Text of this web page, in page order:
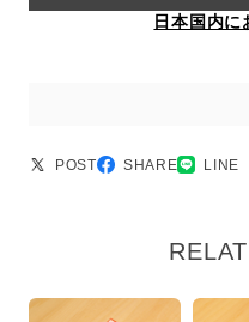
日本国内に
POST SHARE LINE